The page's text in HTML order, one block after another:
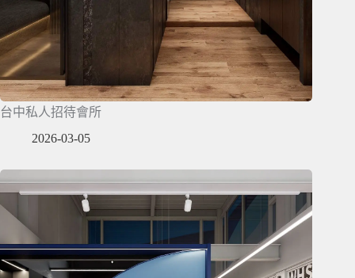
台中私人招待會所
2026-03-05